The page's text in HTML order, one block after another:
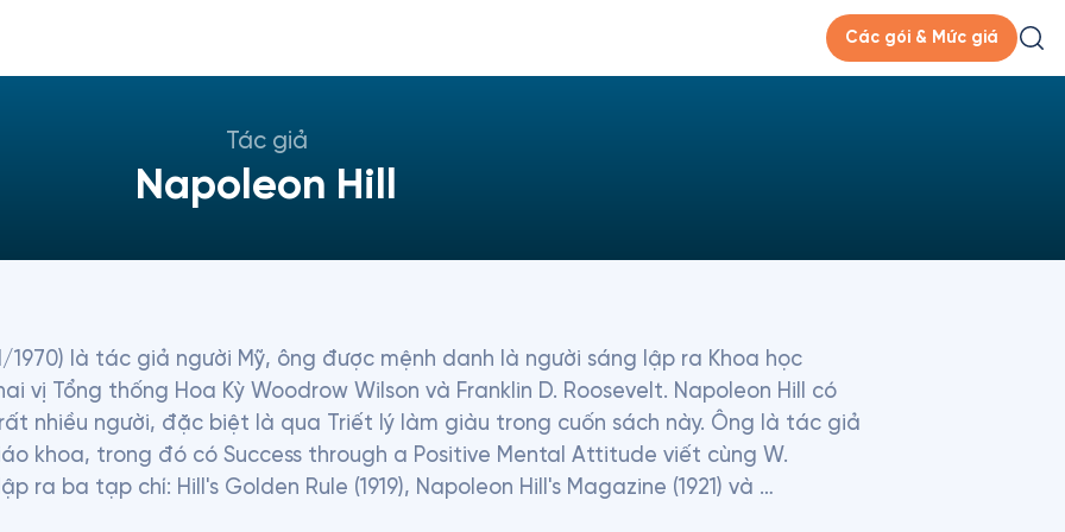
Các gói & Mức giá
Tác giả
Napoleon Hill
1970) là tác giả người Mỹ, ông được mệnh danh là người sáng lập ra Khoa học
vị Tổng thống Hoa Kỳ Woodrow Wilson và Franklin D. Roosevelt. Napoleon Hill có
nhiều người, đặc biệt là qua Triết lý làm giàu trong cuốn sách này. Ông là tác giả
khoa, trong đó có Success through a Positive Mental Attitude viết cùng W.
ra ba tạp chí: Hill's Golden Rule (1919), Napoleon Hill's Magazine (1921) và